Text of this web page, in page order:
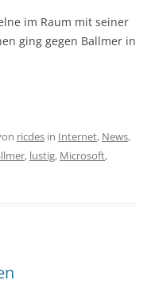
im Raum mit seiner
ging gegen Ballmer in
ricdes in Internet, News,
, lustig, Microsoft,